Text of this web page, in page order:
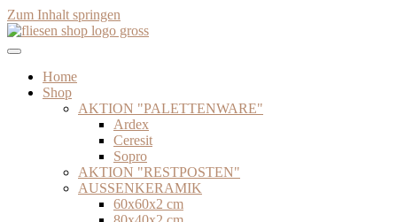
Zum Inhalt springen
Home
Shop
AKTION "PALETTENWARE"
Ardex
Ceresit
Sopro
AKTION "RESTPOSTEN"
AUSSENKERAMIK
60x60x2 cm